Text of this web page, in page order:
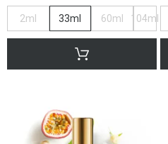
2ml 33ml 60ml 104ml